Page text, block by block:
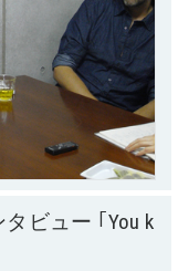
ビュー ｢You k